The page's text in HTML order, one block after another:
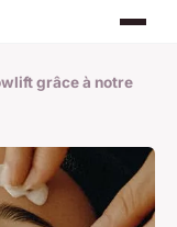
grâce à notre